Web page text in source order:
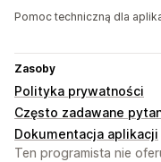
Pomoc techniczną dla
Zasoby
Polityka prywatności
Często zadawane
Dokumentacja aplikacji
Ten programista nie